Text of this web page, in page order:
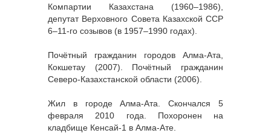
Компартии Казахстана (1960–1986),
депутат Верховного Совета Казахской ССР
6–11-го созывов (в 1957–1990 годах).
Почётный гражданин городов Алма-Ата,
Кокшетау (2007). Почётный гражданин
Северо-Казахстанской области (2006).
Жил в городе Алма-Ата. Скончался 5
февраля 2010 года. Похоронен на
кладбище Кенсай-1 в Алма-Ате.